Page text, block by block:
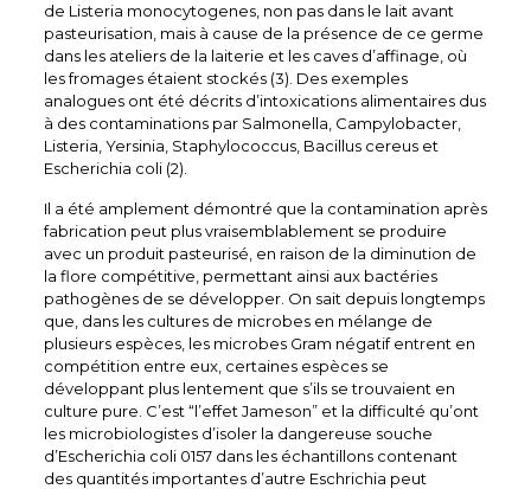
de Listeria monocytogenes, non pas dans le lait avant
pasteurisation, mais à cause de la présence de ce germe
dans les ateliers de la laiterie et les caves d’affinage, où
les fromages étaient stockés (3). Des exemples
analogues ont été décrits d’intoxications alimentaires dus
à des contaminations par Salmonella, Campylobacter,
Listeria, Yersinia, Staphylococcus, Bacillus cereus et
Escherichia coli (2).
Il a été amplement démontré que la contamination après
fabrication peut plus vraisemblablement se produire
avec un produit pasteurisé, en raison de la diminution de
la flore compétitive, permettant ainsi aux bactéries
pathogènes de se développer. On sait depuis longtemps
que, dans les cultures de microbes en mélange de
plusieurs espèces, les microbes Gram négatif entrent en
compétition entre eux, certaines espèces se
développant plus lentement que s’ils se trouvaient en
culture pure. C’est “l’effet Jameson” et la difficulté qu’ont
les microbiologistes d’isoler la dangereuse souche
d’Escherichia coli 0157 dans les échantillons contenant
des quantités importantes d’autre Eschrichia peut